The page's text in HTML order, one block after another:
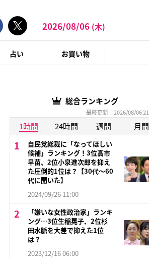
2026/08/06 (木)
占い お買い物
総合ランキング
最終更新：2026/08/06
1時間 24時間 週間 月間
自民党総裁に「なってほしい
候補」ランキング！3位高市
早苗、2位小泉進次郎を抑え
た圧倒的1位は？【30代〜60
代に聞いた】
2024/09/26 11:00
「嫌いな女性政治家」ランキ
ング…3位生稲晃子、2位杉
田水脈を大差で抑えた1位
は？
2023/12/16 06:00